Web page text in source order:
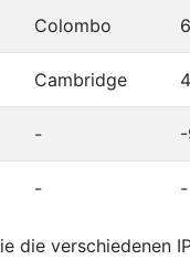
Colombo
Cambridge
-
- -
die verschiedenen